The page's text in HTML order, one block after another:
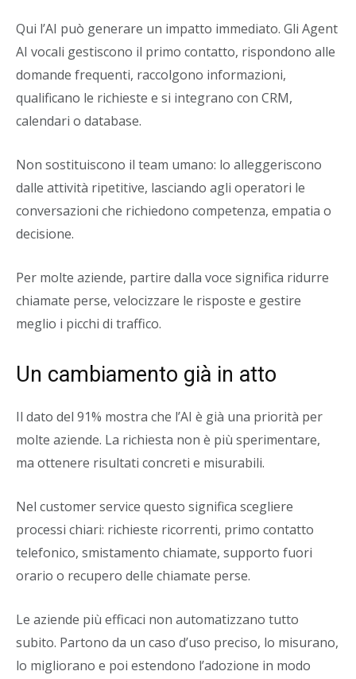
Qui l’AI può generare un impatto immediato. Gli Agent
AI vocali gestiscono il primo contatto, rispondono alle
domande frequenti, raccolgono informazioni,
qualificano le richieste e si integrano con CRM,
calendari o database.
Non sostituiscono il team umano: lo alleggeriscono
dalle attività ripetitive, lasciando agli operatori le
conversazioni che richiedono competenza, empatia o
decisione.
Per molte aziende, partire dalla voce significa ridurre
chiamate perse, velocizzare le risposte e gestire
meglio i picchi di traffico.
Un cambiamento già in atto
Il dato del 91% mostra che l’AI è già una priorità per
molte aziende. La richiesta non è più sperimentare,
ma ottenere risultati concreti e misurabili.
Nel customer service questo significa scegliere
processi chiari: richieste ricorrenti, primo contatto
telefonico, smistamento chiamate, supporto fuori
orario o recupero delle chiamate perse.
Le aziende più efficaci non automatizzano tutto
subito. Partono da un caso d’uso preciso, lo misurano,
lo migliorano e poi estendono l’adozione in modo